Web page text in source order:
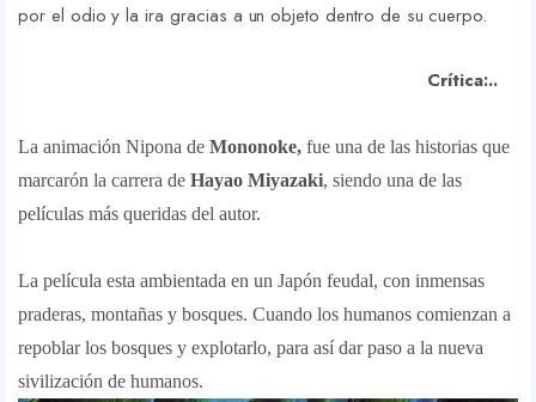
por el odio y la ira gracias a un objeto dentro de su cuerpo.
Crítica:..
La animación Nipona de Mononoke, fue una de las historias que
marcarón la carrera de Hayao Miyazaki, siendo una de las
películas más queridas del autor.
La película esta ambientada en un Japón feudal, con inmensas
praderas, montañas y bosques. Cuando los humanos comienzan a
repoblar los bosques y explotarlo, para así dar paso a la nueva
sivilización de humanos.